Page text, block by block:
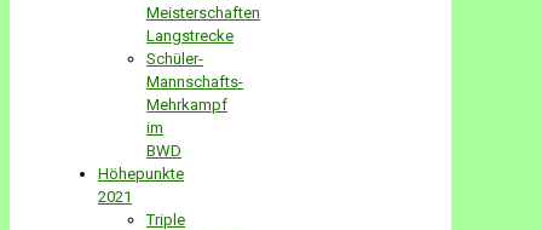
Meisterschaften
Langstrecke
Schüler-
Mannschafts-
Mehrkampf
im
BWD
Höhepunkte
2021
Triple